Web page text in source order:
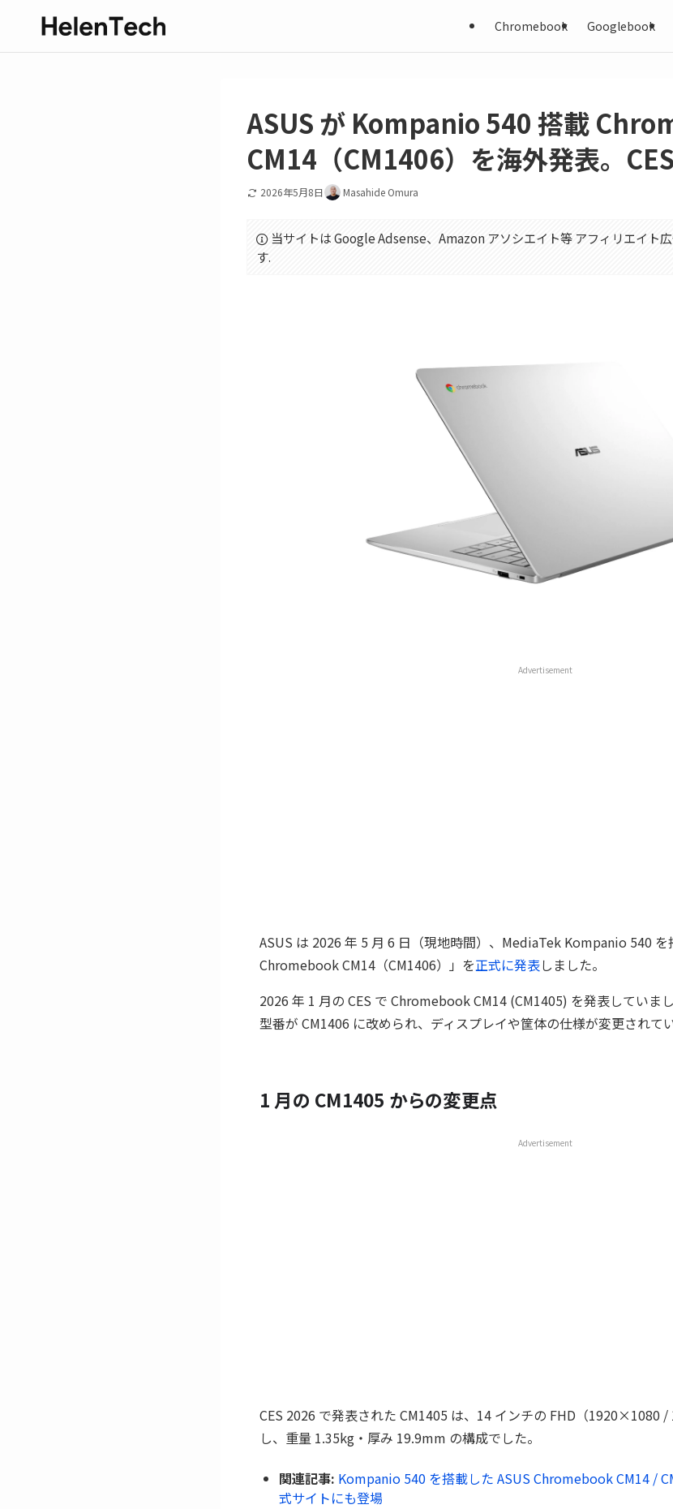
Chromebook Googlebook
ASUS が Kompanio 540 搭載
CM14（CM1406）を海外発表。
2026年5月8日 Masahide Omura
当サイトは Google Adsense、Amazon アソシエイト等 アフィリエイト
す.
Advertisement
ASUS は 2026 年 5 月 6 日（現地時間）、MediaTek Kompanio 540 を
Chromebook CM14（CM1406）」を正式に発表しました。
2026 年 1 月の CES で Chromebook CM14 (CM1405) を発表していま
型番が CM1406 に改められ、ディスプレイや筐体の仕様が変更されてい
1 月の CM1405 からの変更点
Advertisement
CES 2026 で発表された CM1405 は、14 インチの FHD（1920×1080
し、重量 1.35kg・厚み 19.9mm の構成でした。
関連記事: Kompanio 540 を搭載した ASUS Chromebook CM14 /
式サイトにも登場